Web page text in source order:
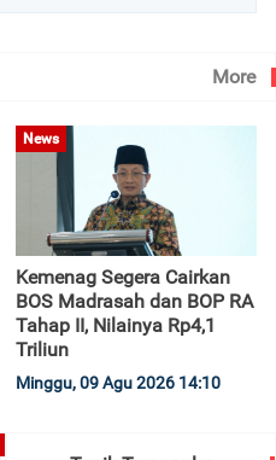
More
News
Kemenag Segera Cairkan
BOS Madrasah dan BOP RA
Tahap II, Nilainya Rp4,1
Triliun
Minggu, 09 Agu 2026 14:10